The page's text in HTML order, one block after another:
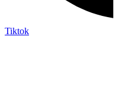
Tiktok